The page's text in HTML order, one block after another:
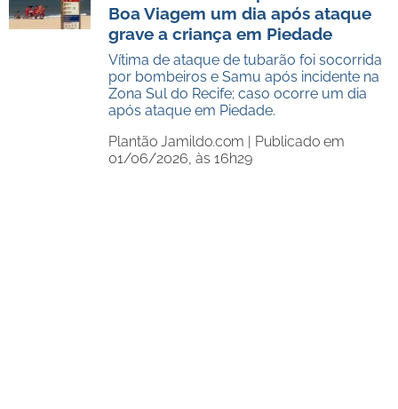
Boa Viagem um dia após ataque
grave a criança em Piedade
Vítima de ataque de tubarão foi socorrida
por bombeiros e Samu após incidente na
Zona Sul do Recife; caso ocorre um dia
após ataque em Piedade.
Plantão Jamildo.com | Publicado em
01/06/2026, às 16h29